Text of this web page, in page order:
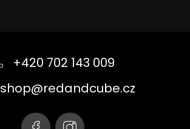
+420 702 143 009
@redandcube.cz